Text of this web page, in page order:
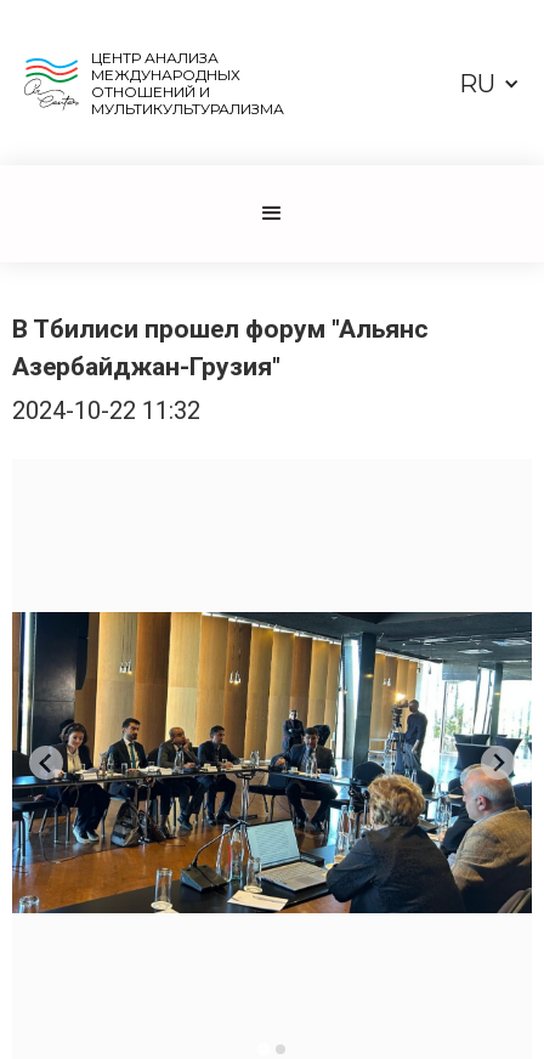
ЦЕНТР АНАЛИЗА
МЕЖДУНАРОДНЫХ
ОТНОШЕНИЙ И
МУЛЬТИКУЛЬТУРАЛИЗМА
RU
В Тбилиси прошел форум "Альянс
Азербайджан-Грузия"
2024-10-22 11:32